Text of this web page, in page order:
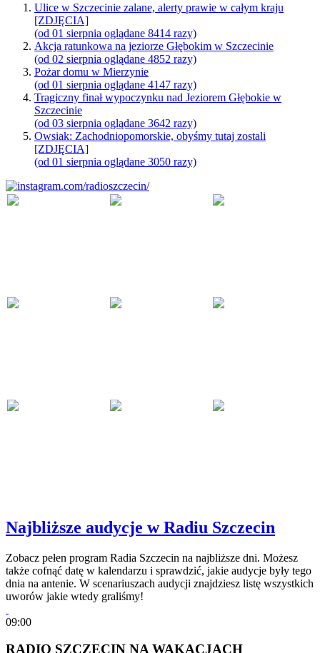
Ulice w Szczecinie zalane, alerty prawie w całym kraju
[ZDJĘCIA]
(od 01 sierpnia oglądane 8414 razy)
Akcja ratunkowa na jeziorze Głębokim w Szczecinie
(od 02 sierpnia oglądane 4852 razy)
Pożar domu w Mierzynie
(od 01 sierpnia oglądane 4147 razy)
Tragiczny finał wypoczynku nad Jeziorem Głębokie w
Szczecinie
(od 03 sierpnia oglądane 3642 razy)
Owsiak: Zachodniopomorskie, obyśmy tutaj zostali
[ZDJĘCIA]
(od 01 sierpnia oglądane 3050 razy)
Najbliższe audycje w Radiu Szczecin
Zobacz pełen program Radia Szczecin na najbliższe dni. Możesz
także cofnąć datę w kalendarzu i sprawdzić, jakie audycje były tego
dnia na antenie. W scenariuszach audycji znajdziesz listę wszystkich
uworów jakie wtedy graliśmy!
09:00
RADIO SZCZECIN NA WAKACJACH